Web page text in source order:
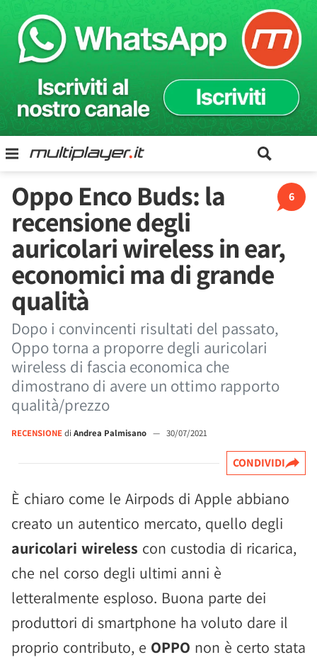
6
Oppo Enco Buds: la
recensione degli
auricolari wireless in ear,
economici ma di grande
qualità
Dopo i convincenti risultati del passato,
Oppo torna a proporre degli auricolari
wireless di fascia economica che
dimostrano di avere un ottimo rapporto
qualità/prezzo
RECENSIONEdi Andrea Palmisano — 30/07/2021
CONDIVIDI
È chiaro come le Airpods di Apple abbiano
creato un autentico mercato, quello degli
auricolari wireless con custodia di ricarica,
che nel corso degli ultimi anni è
letteralmente esploso. Buona parte dei
produttori di smartphone ha voluto dare il
proprio contributo, e OPPO non è certo stata